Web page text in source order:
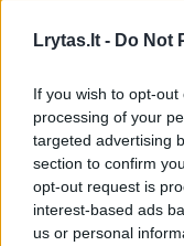
Lrytas.lt - Do Not
If you wish to opt-
processing of your
targeted advertising
section to confirm
opt-out request is
interest-based ads
us or personal